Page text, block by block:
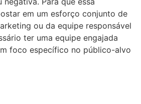
em um esforço conjunto de
ou da equipe responsável
ter uma equipe engajada
foco específico no público-alvo